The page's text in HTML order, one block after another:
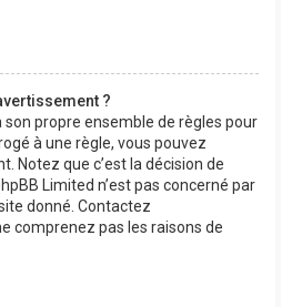
?
propre ensemble de règles pour
à une règle, vous pouvez
Notez que c’est la décision de
Limited n’est pas concerné par
donné. Contactez
comprenez pas les raisons de